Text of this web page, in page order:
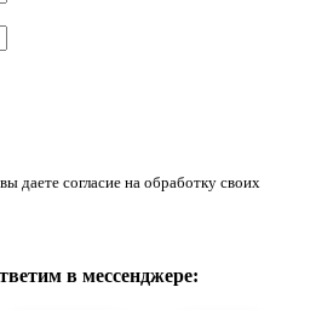
даете согласие на обработку своих
в мессенджере: